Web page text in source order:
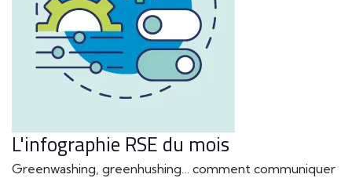
L'infographie RSE du mois
Greenwashing, greenhushing… comment communiquer